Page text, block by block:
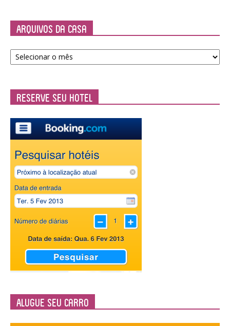
Arquivos da Casa
Arquivos
da
Reserve seu Hotel
Alugue seu Carro